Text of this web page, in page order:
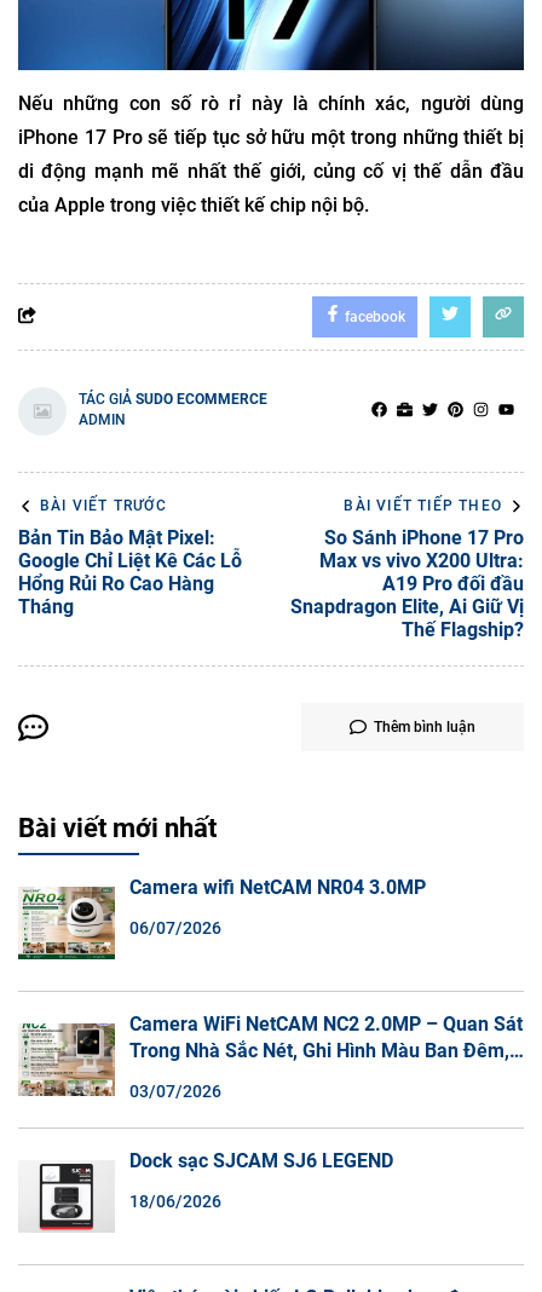
Nếu những con số rò rỉ này là chính xác, người dùng
iPhone 17 Pro sẽ tiếp tục sở hữu một trong những thiết bị
di động mạnh mẽ nhất thế giới, củng cố vị thế dẫn đầu
của Apple trong việc thiết kế chip nội bộ.
facebook
TÁC GIẢ SUDO ECOMMERCE
ADMIN
BÀI VIẾT TRƯỚC
Bản Tin Bảo Mật Pixel:
Google Chỉ Liệt Kê Các Lỗ
Hổng Rủi Ro Cao Hàng
Tháng
BÀI VIẾT TIẾP THEO
So Sánh iPhone 17 Pro
Max vs vivo X200 Ultra:
A19 Pro đối đầu
Snapdragon Elite, Ai Giữ Vị
Thế Flagship?
Thêm bình luận
Bài viết mới nhất
Camera wifi NetCAM NR04 3.0MP
06/07/2026
Camera WiFi NetCAM NC2 2.0MP – Quan Sát
Trong Nhà Sắc Nét, Ghi Hình Màu Ban Đêm,
03/07/2026
Dock sạc SJCAM SJ6 LEGEND
18/06/2026